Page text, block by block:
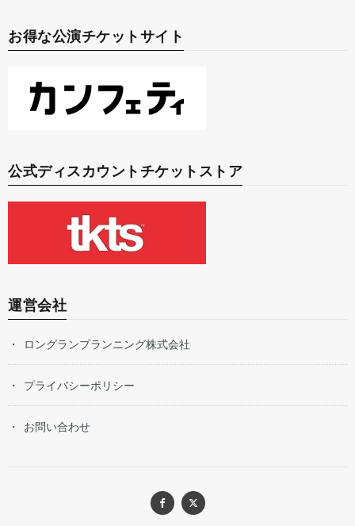
お得な公演チケットサイト
公式ディスカウントチケットストア
運営会社
ロングランプランニング株式会社
プライバシーポリシー
お問い合わせ